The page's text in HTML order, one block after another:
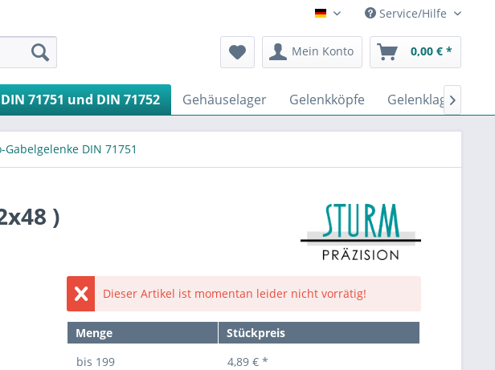
Deutsch Service/Hilfe
Mein Konto 0,00 € *
71751 und DIN 71752 Gehäuselager Gelenkköpfe Gelenklager DIN

DIN 71751
)
Dieser Artikel ist momentan leider nicht vorrätig!
Menge
Stückpreis
bis 199 4,89 € *